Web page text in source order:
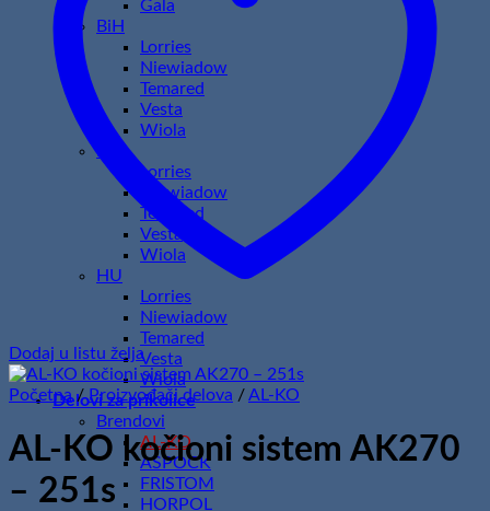
Gala
BiH
Lorries
Niewiadow
Temared
Vesta
Wiola
HR
Lorries
Niewiadow
Temared
Vesta
Wiola
HU
Lorries
Niewiadow
Temared
Vesta
Wiola
Delovi za prikolice
Brendovi
AL-KO
ASPOCK
FRISTOM
HORPOL
Dodaj u listu želja
Početna / Proizvođači delova /AL-KO
AL-KO kočioni sistem AK270
– 251s